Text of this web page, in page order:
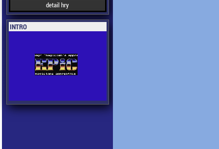
detail hry
INTRO